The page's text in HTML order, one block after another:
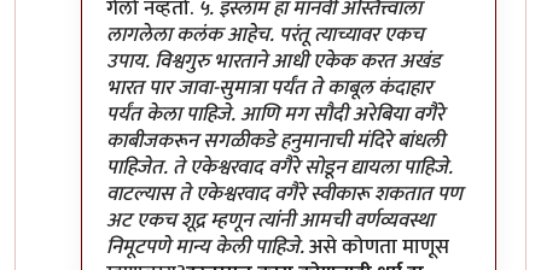
गेलो नव्हतो. ५. इस्लाम हा मानवी अस्तित्त्वाला
लागलेला कलंक आहेच. परंतू त्याच्यावर एकच
उपाय. विश्वगुरु भारताने आधी एकेक करत अखंड
भारत पार जावा-सुमात्रा पर्यंत ते काबूल कंदाहार
पर्यंत केला पाहिजे. आणि मग सौदी अरेबिया वगैरे
काबीजकरून सगळीकडे हनुमानाची मंदिरे बांधली
पाहिजेत. ते एकेश्वरवाद वगैरे सोडून द्यायला पाहिजे.
वाटल्यास ते एकेश्वरवाद वगैरे स्वीकारू शकतात पण
अट एकच शूद्र म्हणून त्यांनी आमची वर्णव्यवस्था
निमूटपणे मान्य केली पाहिजे.असे कोणता माणूस